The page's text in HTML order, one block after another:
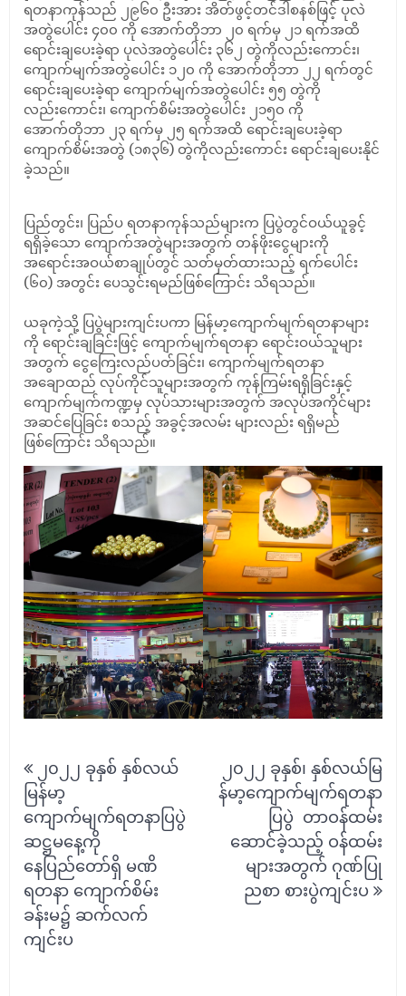
ရတနာကုန်သည် ၂၉၆၀ ဦးအား အိတ်ဖွင့်တင်ဒါစနစ်ဖြင့် ပုလဲ
အတွဲပေါင်း ၄၀၀ ကို အောက်တိုဘာ ၂၀ ရက်မှ ၂၁ ရက်အထိ
ရောင်းချပေးခဲ့ရာ ပုလဲအတွဲပေါင်း ၃၆၂ တွဲကိုလည်းကောင်း၊
ကျောက်မျက်အတွဲပေါင်း ၁၂၀ ကို အောက်တိုဘာ ၂၂ ရက်တွင်
ရောင်းချပေးခဲ့ရာ ကျောက်မျက်အတွဲပေါင်း ၅၅ တွဲကို
လည်းကောင်း၊ ကျောက်စိမ်းအတွဲပေါင်း ၂၁၅၀ ကို
အောက်တိုဘာ ၂၃ ရက်မှ ၂၅ ရက်အထိ ရောင်းချပေးခဲ့ရာ
ကျောက်စိမ်းအတွဲ (၁၈၃၆) တွဲကိုလည်းကောင်း ရောင်းချပေးနိုင်
ခဲ့သည်။
ပြည်တွင်း၊ ပြည်ပ ရတနာကုန်သည်များက ပြပွဲတွင်ဝယ်ယူခွင့်
ရရှိခဲ့သော ကျောက်အတွဲများအတွက် တန်ဖိုးငွေများကို
အရောင်းအဝယ်စာချုပ်တွင် သတ်မှတ်ထားသည့် ရက်ပေါင်း
(၆၀) အတွင်း ပေသွင်းရမည်ဖြစ်ကြောင်း သိရသည်။
ယခုကဲ့သို့ ပြပွဲများကျင်းပကာ မြန်မာ့ကျောက်မျက်ရတနာများ
ကို ရောင်းချခြင်းဖြင့် ကျောက်မျက်ရတနာ ရောင်းဝယ်သူများ
အတွက် ငွေကြေးလည်ပတ်ခြင်း၊ ကျောက်မျက်ရတနာ
အချောထည် လုပ်ကိုင်သူများအတွက် ကုန်ကြမ်းရရှိခြင်းနှင့်
ကျောက်မျက်ကဏ္ဍမှ လုပ်သားများအတွက် အလုပ်အကိုင်များ
အဆင်ပြေခြင်း စသည့် အခွင့်အလမ်း များလည်း ရရှိမည်
ဖြစ်ကြောင်း သိရသည်။
navigation
၂၀၂၂ ခုနှစ် နှစ်လယ်
မြန်မာ့
ကျောက်မျက်ရတနာပြပွဲ
ဆဋ္ဌမနေ့ကို
နေပြည်တော်ရှိ မဏိ
ရတနာ ကျောက်စိမ်း
ခန်းမ၌ ဆက်လက်
ကျင်းပ
၂၀၂၂ ခုနှစ်၊ နှစ်လယ်မြ
န်မာ့ကျောက်မျက်ရတနာ
ပြပွဲ တာဝန်ထမ်း
ဆောင်ခဲ့သည့် ဝန်ထမ်း
များအတွက် ဂုဏ်ပြု
ညစာ စားပွဲကျင်းပ